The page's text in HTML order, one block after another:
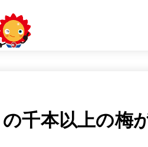
千本以上の梅